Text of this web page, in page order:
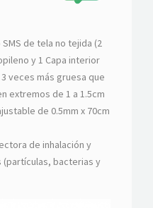
de tela no tejida (2
y 1 Capa interior
veces más gruesa que
extremos de 1 a 1.5cm
de 0.5mm x 70cm
de inhalación y
(partículas, bacterias y